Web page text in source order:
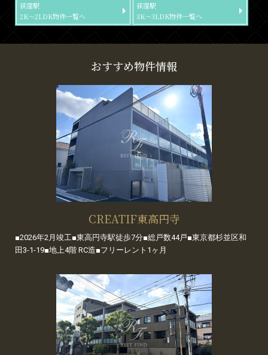
荻窪駅
2K～2LDK物件一覧へ
荻窪駅
3K～3LDK物件一覧へ
おすすめ物件情報
CREATIF東高円寺
■2026年2月竣工■東高円寺駅徒歩7分■総戸数44戸■東京都杉並区和
田3-1-19■地上4階 RC造■フリーレント1ヶ月